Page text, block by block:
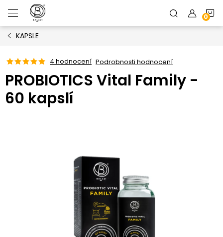
na
obsah
KAPSLE
4 hodnocení Podrobnosti hodnocení
PROBIOTICS Vital Family -
60 kapslí